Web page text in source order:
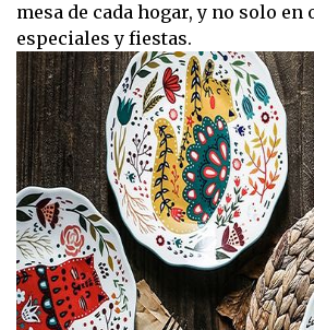
mesa de cada hogar, y no solo en
especiales y fiestas.